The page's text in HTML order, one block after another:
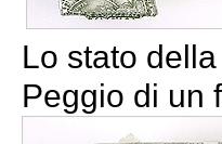
Lo stato
Peggio di un